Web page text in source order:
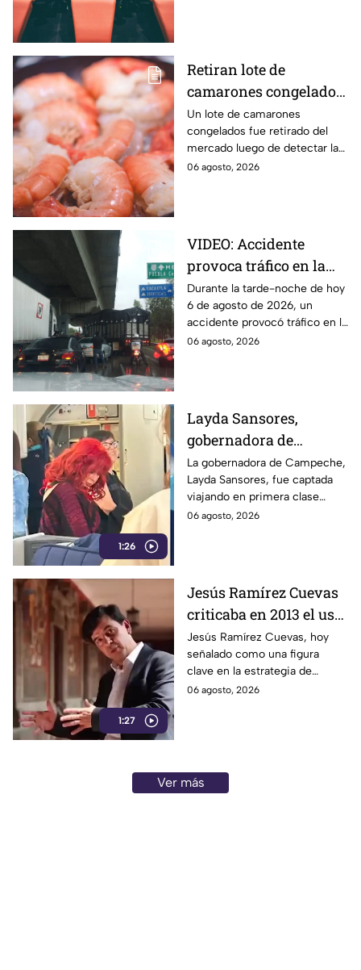
Retiran lote de
camarones congelados
por riesgo sanitario;
detectan salmonella en
España
Un lote de camarones
congelados fue retirado del
mercado luego de detectar la
presencia de salmonella, una
06 agosto, 2026
VIDEO: Accidente
provoca tráfico en la
autopista México-
Puebla HOY
Durante la tarde-noche de hoy
6 de agosto de 2026, un
accidente provocó tráfico en la
autopista México-Puebla. Aquí
06 agosto, 2026
1:26
Layda Sansores,
gobernadora de
Campeche, fue captada
viajando en primera
clase rumbo a Madrid
junto a su hermana,
estatal.
La gobernadora de Campeche,
Layda Sansores, fue captada
viajando en primera clase
rumbo a Madrid junto a su
06 agosto, 2026
1:27
Jesús Ramírez Cuevas
criticaba en 2013 el uso
de la publicidad oficial
para censurar a los
medios de
comunicación.
Jesús Ramírez Cuevas, hoy
señalado como una figura
clave en la estrategia de
censura del gobierno, criticaba
06 agosto, 2026
Ver más